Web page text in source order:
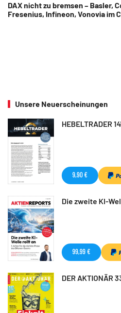
DAX nicht zu bremsen – Basler,
Fresenius, Infineon, Vonovia im
Unsere Neuerscheinungen
HEBELTRADER
9,90 €
Die zweite KI-
99,99 €
DER AKTIONÄR